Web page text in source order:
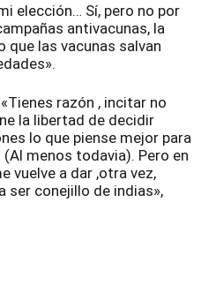
elección… Sí, pero no por
antivacunas, la
que las vacunas salvan
razón , incitar no
la libertad de decidir
lo que piense mejor para
menos todavia). Pero en
vuelve a dar ,otra vez,
ser conejillo de indias»,